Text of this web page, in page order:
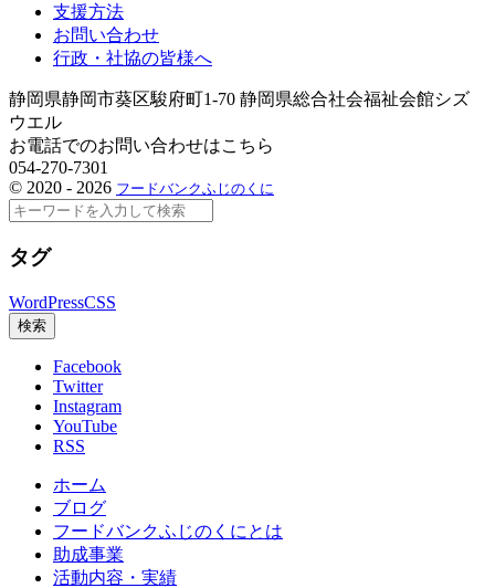
支援方法
お問い合わせ
行政・社協の皆様へ
静岡県静岡市葵区駿府町1-70 静岡県総合社会福祉会館シズ
ウエル
お電話でのお問い合わせはこちら
054-270-7301
© 2020 - 2026 フードバンクふじのくに
検
タグ
WordPressCSS
検索
Facebook
Twitter
Instagram
YouTube
RSS
ホーム
ブログ
フードバンクふじのくにとは
助成事業
活動内容・実績